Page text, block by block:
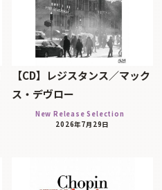
【CD】レジスタンス／マック
ス・デヴロー
New Release Selection
2026年7月29日